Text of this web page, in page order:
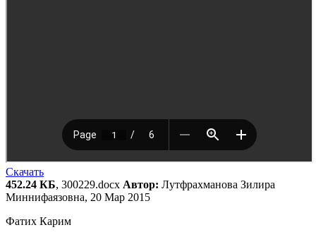
Скачать
452.24 КБ, 300229.docx Автор: Лутфрахманова Зилира
Миннифаязовна, 20 Мар 2015
Фатих Карим